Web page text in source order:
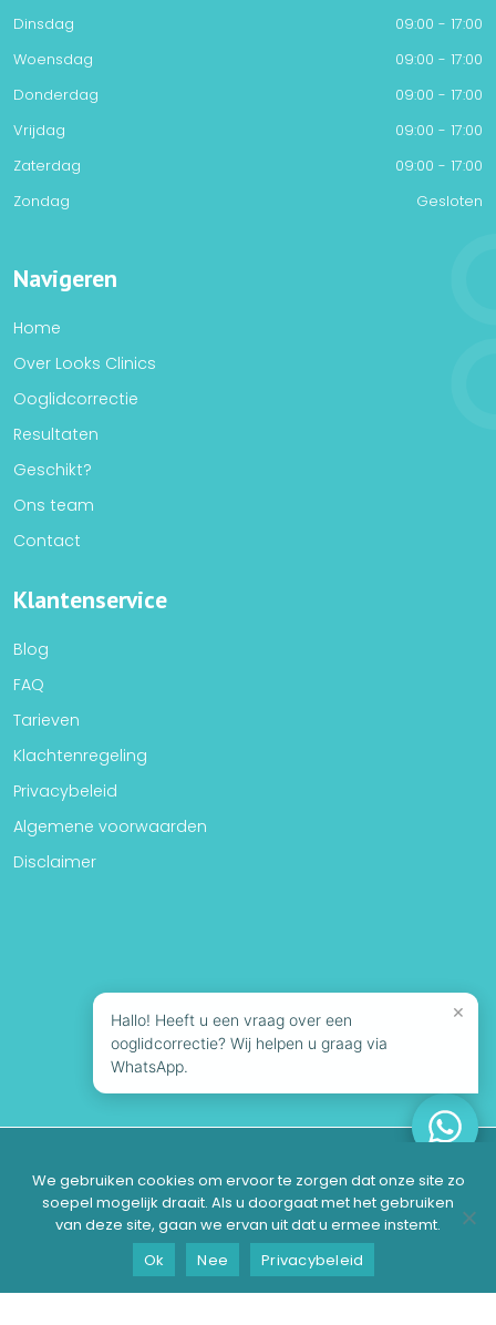
Dinsdag
09:00 - 17:00
Woensdag
09:00 - 17:00
Donderdag
09:00 - 17:00
Vrijdag
09:00 - 17:00
Zaterdag
09:00 - 17:00
Zondag
Gesloten
Navigeren
Home
Over Looks Clinics
Ooglidcorrectie
Resultaten
Geschikt?
Ons team
Contact
Klantenservice
Blog
FAQ
Tarieven
Klachtenregeling
Privacybeleid
Algemene voorwaarden
Disclaimer
Geschikt? Consult inplannen Contact
×
Hallo! Heeft u een vraag over een
ooglidcorrectie? Wij helpen u graag via
WhatsApp.
We gebruiken cookies om ervoor te zorgen dat onze site zo
soepel mogelijk draait. Als u doorgaat met het gebruiken
van deze site, gaan we ervan uit dat u ermee instemt.
Ok
Nee Privacybeleid